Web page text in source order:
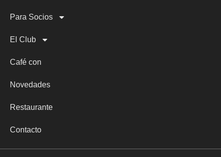
Para Socios
El Club
Café con
Novedades
Restaurante
Contacto